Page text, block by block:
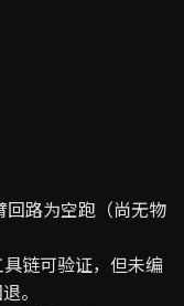
路为空跑（尚无物
链可验证，但未编
。